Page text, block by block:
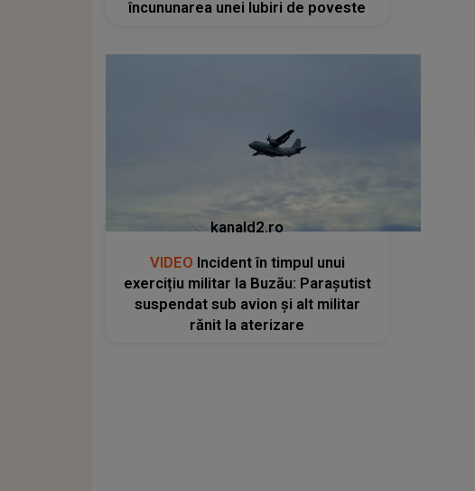
încununarea unei Iubiri de poveste
kanald2.ro
VIDEO Incident în timpul unui
exercițiu militar la Buzău: Parașutist
suspendat sub avion și alt militar
rănit la aterizare